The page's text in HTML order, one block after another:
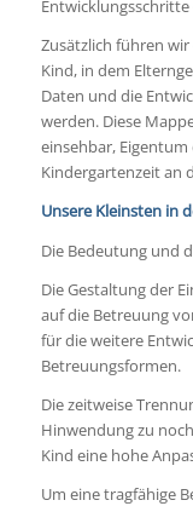
Zusätzlich führen
Kind, in dem
Daten und die
werden. Diese
einsehbar,
Kindergartenzeit an
Unsere Kleinsten in
Die Bedeutung und
Die Gestaltung der
auf die Betreuung
für die weitere
Betreuungsformen.
Die zeitweise
Hinwendung zu
Kind eine hohe
Um eine tragfähige